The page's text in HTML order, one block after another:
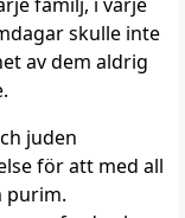
skulle inte
av dem aldrig
juden
för att med all
purim.